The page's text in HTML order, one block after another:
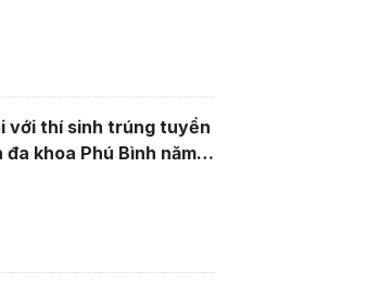
với thí sinh trúng tuyển
khoa Phú Bình năm